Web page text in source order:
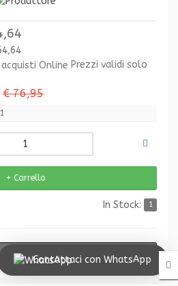
Prezzi validi solo
€ 76,95
In Stock: 1
rapida
Contattaci con WhatsApp